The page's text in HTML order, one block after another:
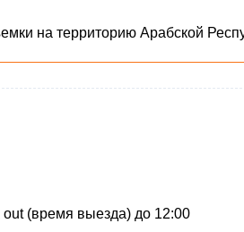
на территорию Арабской
(время выезда) до 12:00